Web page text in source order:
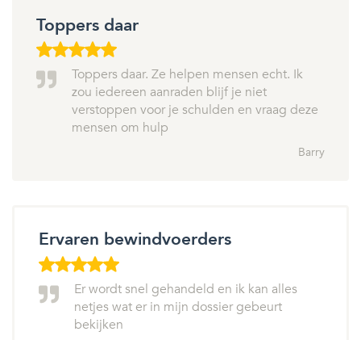
Toppers daar
Toppers daar. Ze helpen mensen echt. Ik
zou iedereen aanraden blijf je niet
verstoppen voor je schulden en vraag deze
mensen om hulp
Barry
Ervaren bewindvoerders
Er wordt snel gehandeld en ik kan alles
netjes wat er in mijn dossier gebeurt
bekijken